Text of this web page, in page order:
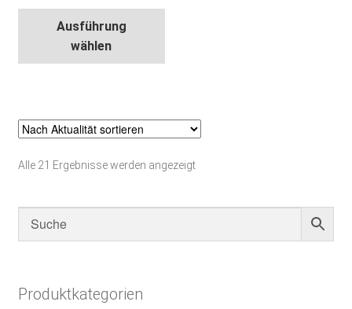
Ausführung
wählen
auf.
Die
können
Alle 21 Ergebnisse werden angezeigtNach
Produktkategorien